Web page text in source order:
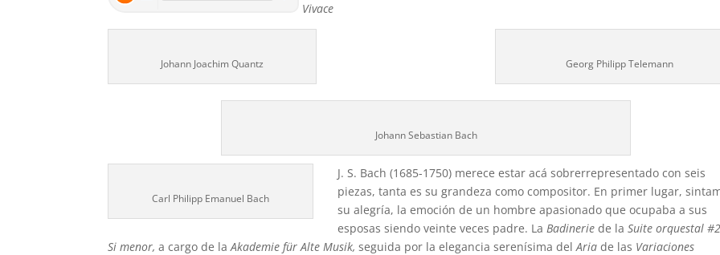
Vivace
Johann Joachim Quantz Georg Philipp Telemann
Johann Sebastian Bach
Carl Philipp Emanuel Bach
J. S. Bach (1685-1750) merece estar acá sobrerrepresentado con seis
piezas, tanta es su grandeza como compositor. En primer lugar,
su alegría, la emoción de un hombre apasionado que ocupaba a sus
esposas siendo veinte veces padre. LaBadinerie de laSuite orquestal
Si menor, a cargo de laAkademie für Alte Musik, seguida por la elegancia serenísima delAria de las Variaciones